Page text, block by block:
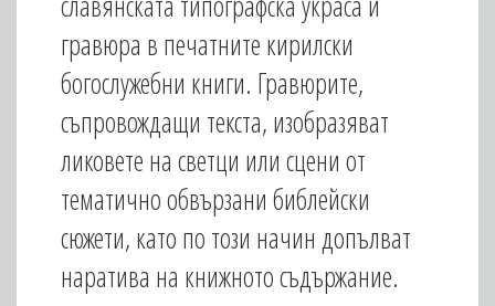
гравюра в печатните кирилски
богослужебни книги. Гравюрите,
съпровождащи текста, изобразяват
ликовете на светци или сцени от
тематично обвързани библейски
сюжети, като по този начин допълват
наратива на книжното съдържание.